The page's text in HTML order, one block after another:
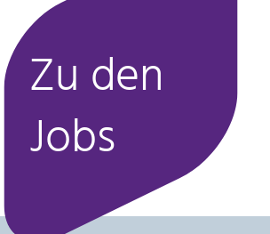
Zu den
Jobs